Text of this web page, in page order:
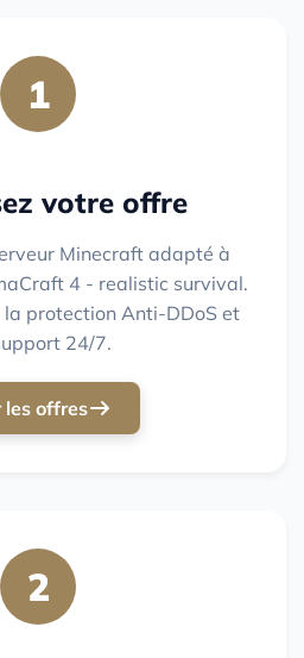
1
votre offre
Minecraft adapté à
4 - realistic survival.
la protection Anti-DDoS et
24/7.
les offres
2